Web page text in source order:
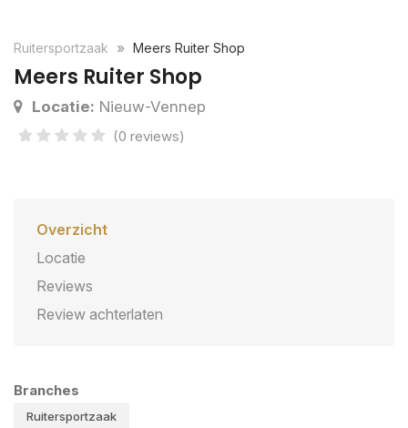
Ruitersportzaak Meers Ruiter Shop
Meers Ruiter Shop
Locatie: Nieuw-Vennep
(0 reviews)
Overzicht
Locatie
Reviews
Review achterlaten
Branches
Ruitersportzaak